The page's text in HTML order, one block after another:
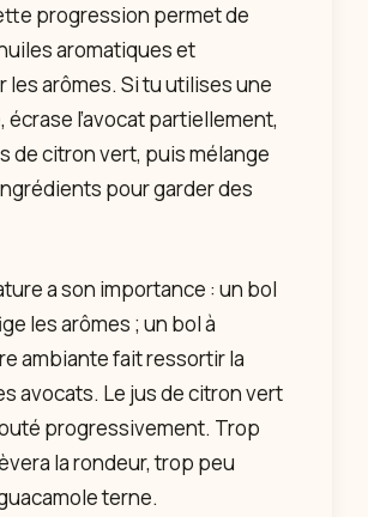
progression permet de
aromatiques et
les arômes. Si tu utilises une
l’avocat partiellement,
de citron vert, puis mélange
pour garder des
a son importance : un bol
les arômes ; un bol à
ambiante fait ressortir la
avocats. Le jus de citron vert
progressivement. Trop
la rondeur, trop peu
terne.